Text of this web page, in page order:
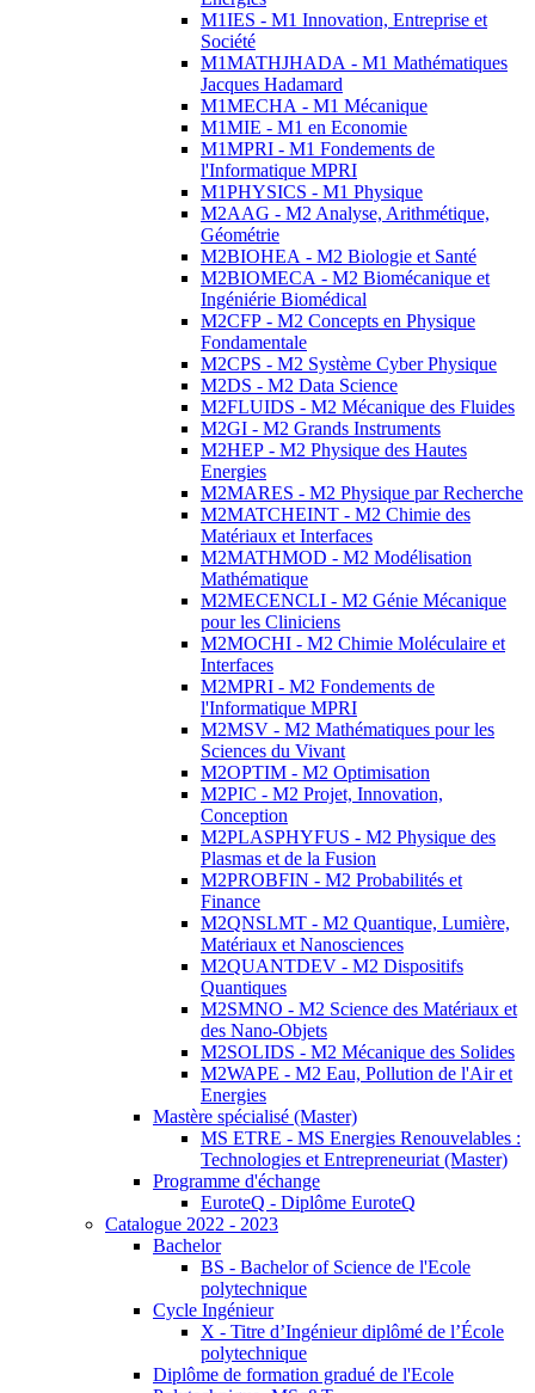
M1IES - M1 Innovation, Entreprise et
Société
M1MATHJHADA - M1 Mathématiques
Jacques Hadamard
M1MECHA - M1 Mécanique
M1MIE - M1 en Economie
M1MPRI - M1 Fondements de
l'Informatique MPRI
M1PHYSICS - M1 Physique
M2AAG - M2 Analyse, Arithmétique,
Géométrie
M2BIOHEA - M2 Biologie et Santé
M2BIOMECA - M2 Biomécanique et
Ingéniérie Biomédical
M2CFP - M2 Concepts en Physique
Fondamentale
M2CPS - M2 Système Cyber Physique
M2DS - M2 Data Science
M2FLUIDS - M2 Mécanique des Fluides
M2GI - M2 Grands Instruments
M2HEP - M2 Physique des Hautes
Energies
M2MARES - M2 Physique par Recherche
M2MATCHEINT - M2 Chimie des
Matériaux et Interfaces
M2MATHMOD - M2 Modélisation
Mathématique
M2MECENCLI - M2 Génie Mécanique
pour les Cliniciens
M2MOCHI - M2 Chimie Moléculaire et
Interfaces
M2MPRI - M2 Fondements de
l'Informatique MPRI
M2MSV - M2 Mathématiques pour les
Sciences du Vivant
M2OPTIM - M2 Optimisation
M2PIC - M2 Projet, Innovation,
Conception
M2PLASPHYFUS - M2 Physique des
Plasmas et de la Fusion
M2PROBFIN - M2 Probabilités et
Finance
M2QNSLMT - M2 Quantique, Lumière,
Matériaux et Nanosciences
M2QUANTDEV - M2 Dispositifs
Quantiques
M2SMNO - M2 Science des Matériaux et
des Nano-Objets
M2SOLIDS - M2 Mécanique des Solides
M2WAPE - M2 Eau, Pollution de l'Air et
Energies
Mastère spécialisé (Master)
MS ETRE - MS Energies Renouvelables :
Technologies et Entrepreneuriat (Master)
Programme d'échange
EuroteQ - Diplôme EuroteQ
Catalogue 2022 - 2023
Bachelor
BS - Bachelor of Science de l'Ecole
polytechnique
Cycle Ingénieur
X - Titre d’Ingénieur diplômé de l’École
polytechnique
Diplôme de formation gradué de l'Ecole